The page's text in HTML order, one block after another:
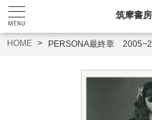
筑摩書
HOME PERSONA最終章